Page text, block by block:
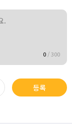
0/300
등록